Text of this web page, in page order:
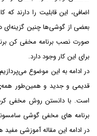
اضافی، این قابلیت را دارند
بعضی از گوشی‌ها چنین گزینه‌ای
صورت نصب برنامه مخفی کن
برای این کار وجود دارد.
در ادامه به این موضوع
قدیمی و جدید و همین‌طور
است. با دانستن روش مخفی
برنامه های مخفی گوشی
در ادامه این مقاله آموزشی مفید